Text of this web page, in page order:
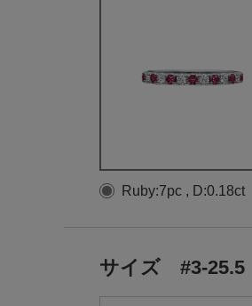
Ruby:7pc , D:0.18ct
サイズ #3-25.5